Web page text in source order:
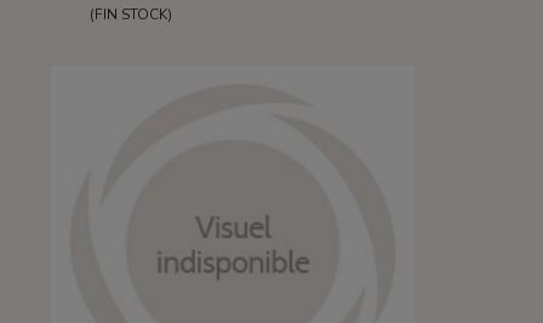
(FIN STOCK)